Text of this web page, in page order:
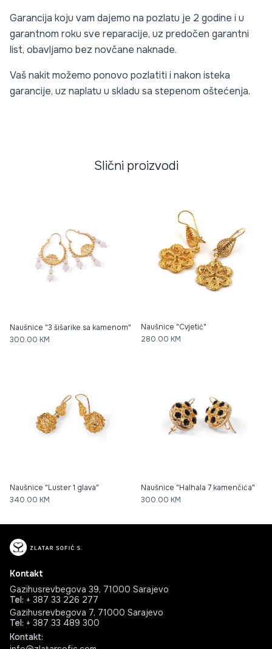
Garancija koju vam dajemo na pozlatu je 2 godine i u
garantnom roku sve reparacije, uz predočen garantni
list, obavljamo bez novčane naknade.
Vaš nakit možemo ponovo pozlatiti i nakon isteka
garancije, uz naplatu u skladu sa stepenom oštećenja.
Slični proizvodi
Naušnice "3 šišarike sa kamenom"
300.00 KM
Naušnice "Cvjetić"
280.00 KM
Naušnice "Luster 1 glava"
340.00 KM
Naušnice "Halhala 7 kamenčića"
300.00 KM
Kontakt
Gazihusrevbegova 39, 71000 Sarajevo
Tel: + 387 33 226 277
Gazihusrevbegova 7, 71000 Sarajevo
Tel: + 387 33 489 300
Kontakt: